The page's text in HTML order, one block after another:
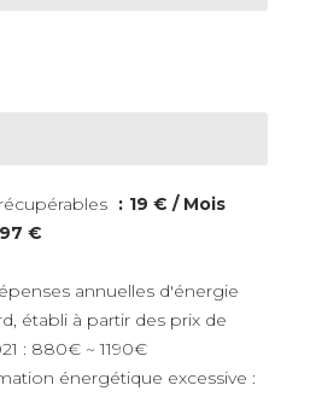
19 € / Mois
€
annuelles d'énergie
établi à partir des prix de
: 880€ ~ 1190€
énergétique excessive :